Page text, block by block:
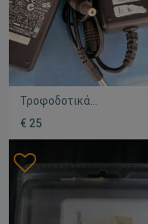
Τροφοδοτικά
μεταχειρισμένα, πακέτο 3
τεμ, μοντέλο SYS1319-
€ 25